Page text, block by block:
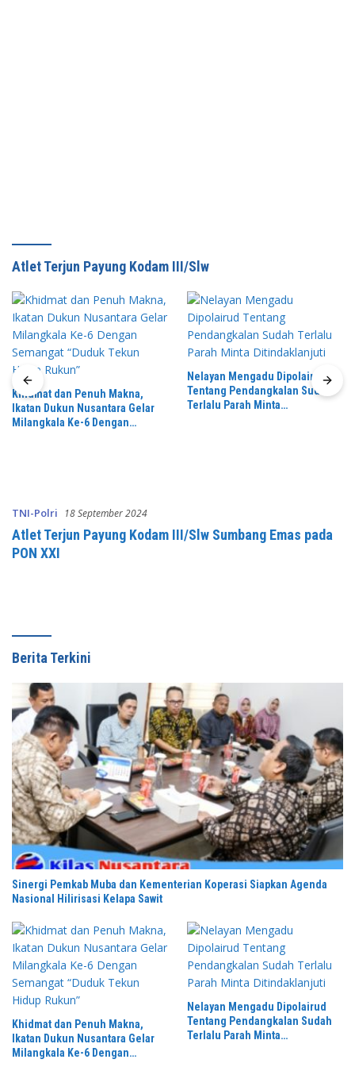
Atlet Terjun Payung Kodam III/Slw
Khidmat dan Penuh Makna,
Ikatan Dukun Nusantara Gelar
Milangkala Ke-6 Dengan
Nelayan Mengadu Dipolairud
Tentang Pendangkalan Sudah
Terlalu Parah Minta
TNI-Polri 18 September 2024
Atlet Terjun Payung Kodam III/Slw Sumbang Emas pada
PON XXI
Berita Terkini
Sinergi Pemkab Muba dan Kementerian Koperasi Siapkan Agenda
Nasional Hilirisasi Kelapa Sawit
Khidmat dan Penuh Makna,
Ikatan Dukun Nusantara Gelar
Milangkala Ke-6 Dengan
Nelayan Mengadu Dipolairud
Tentang Pendangkalan Sudah
Terlalu Parah Minta